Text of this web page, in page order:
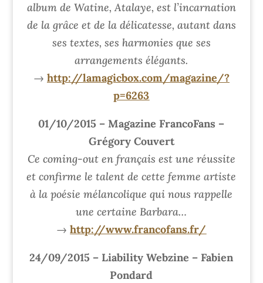
album de Watine, Atalaye, est l’incarnation
de la grâce et de la délicatesse, autant dans
ses textes, ses harmonies que ses
arrangements élégants.
→ http://lamagicbox.com/magazine/?
p=6263
01/10/2015 – Magazine FrancoFans –
Grégory Couvert
Ce coming-out en français est une réussite
et confirme le talent de cette femme artiste
à la poésie mélancolique qui nous rappelle
une certaine Barbara…
→http://www.francofans.fr/
24/09/2015 – Liability Webzine – Fabien
Pondard